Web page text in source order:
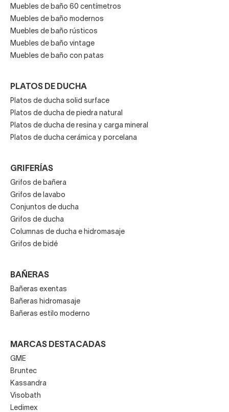
Muebles de baño 60 centímetros
Muebles de baño modernos
Muebles de baño rústicos
Muebles de baño vintage
Muebles de baño con patas
PLATOS DE DUCHA
Platos de ducha solid surface
Platos de ducha de piedra natural
Platos de ducha de resina y carga mineral
Platos de ducha cerámica y porcelana
GRIFERÍAS
Grifos de bañera
Grifos de lavabo
Conjuntos de ducha
Grifos de ducha
Columnas de ducha e hidromasaje
Grifos de bidé
BAÑERAS
Bañeras exentas
Bañeras hidromasaje
Bañeras estilo moderno
MARCAS DESTACADAS
GME
Bruntec
Kassandra
Visobath
Ledimex